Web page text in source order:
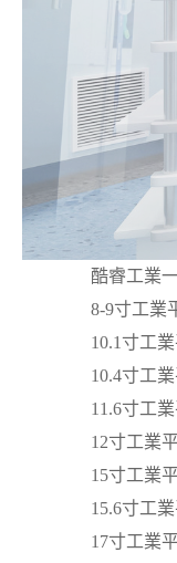
酷睿工業
8-9寸工業
10.1寸工
10.4寸工
11.6寸工
12寸工業
15寸工業
15.6寸工
17寸工業